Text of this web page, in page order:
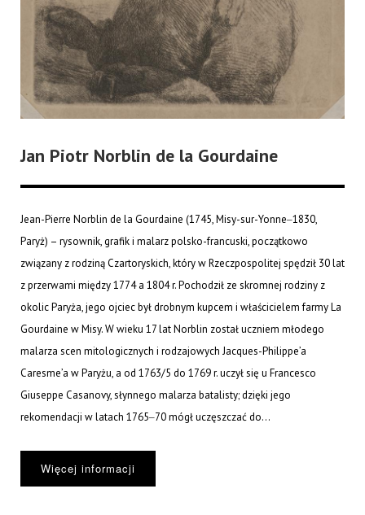
Jan Piotr Norblin de la Gourdaine
Jean-Pierre Norblin de la Gourdaine (1745, Misy-sur-Yonne‒1830,
Paryż) – rysownik, grafik i malarz polsko-francuski, początkowo
związany z rodziną Czartoryskich, który w Rzeczpospolitej spędził 30 lat
z przerwami między 1774 a 1804 r. Pochodził ze skromnej rodziny z
okolic Paryża, jego ojciec był drobnym kupcem i właścicielem farmy La
Gourdaine w Misy. W wieku 17 lat Norblin został uczniem młodego
malarza scen mitologicznych i rodzajowych Jacques-Philippe’a
Caresme’a w Paryżu, a od 1763/5 do 1769 r. uczył się u Francesco
Giuseppe Casanovy, słynnego malarza batalisty; dzięki jego
rekomendacji w latach 1765‒70 mógł uczęszczać do...
Więcej informacji